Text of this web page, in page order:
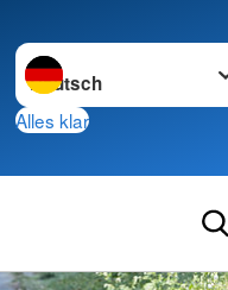
Sprache wechseln zu
Alles klar